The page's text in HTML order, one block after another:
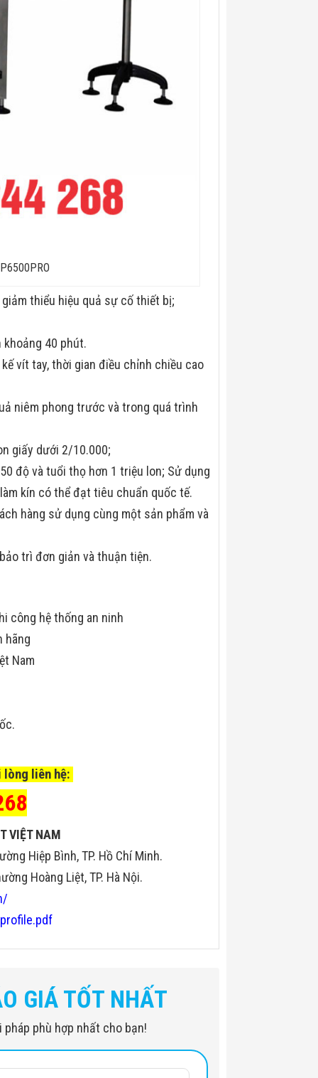
thiểu hiệu quả sự cố thiết bị;
khoảng 40 phút.
vít tay, thời gian điều chỉnh chiều cao
niêm phong trước và trong quá trình
giấy dưới 2/10.000;
độ và tuổi thọ hơn 1 triệu lon; Sử dụng
kín có thể đạt tiêu chuẩn quốc tế.
hàng sử dụng cùng một sản phẩm và
trì đơn giản và thuận tiện.
công hệ thống an ninh
hãng
Nam
liên hệ:
VIỆT NAM
Hiệp Bình, TP. Hồ Chí Minh.
Hoàng Liệt, TP. Hà Nội.
GIÁ TỐT NHẤT
phù hợp nhất cho bạn!